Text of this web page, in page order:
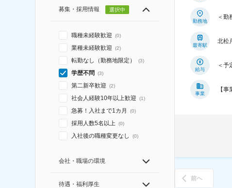
募集・採用情報 選択中
職種未経験歓迎 (0)
業種未経験歓迎 (2)
転勤なし（勤務地限定） (3)
学歴不問 (3)
第二新卒歓迎 (2)
社会人経験10年以上歓迎 (1)
急募！入社まで1カ月 (0)
採用人数5名以上 (0)
入社後の職種変更なし (0)
会社・職場の環境
待遇・福利厚生
勤務地
＜勤
最寄駅
北松
給与
＜予
事業
【
前へ